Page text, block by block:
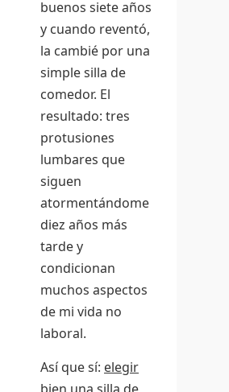
buenos siete años
y cuando reventó,
la cambié por una
simple silla de
comedor. El
resultado: tres
protusiones
lumbares que
siguen
atormentándome
diez años más
tarde y
condicionan
muchos aspectos
de mi vida no
laboral.
Así que sí: elegir
bien una silla de